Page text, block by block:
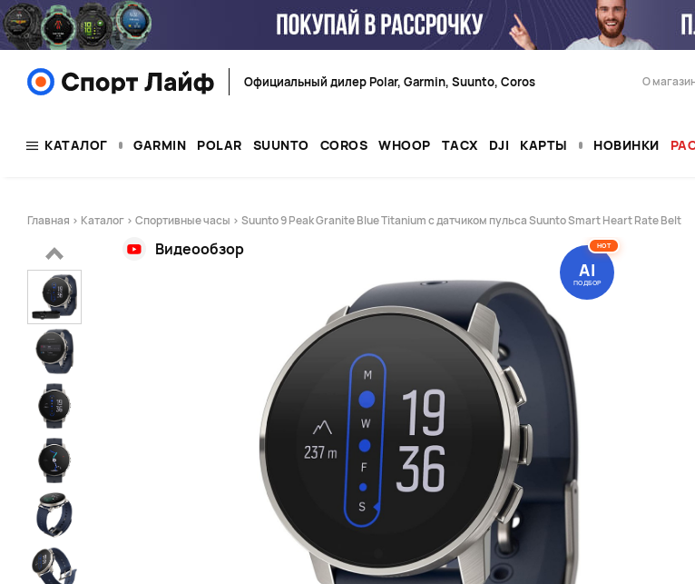
Официальный дилер Polar, Garmin, Suunto, Coros О
КАТАЛОГ GARMIN POLAR SUUNTO COROS WHOOP TACX DJI КАРТЫ НОВИНКИ
Главная > Каталог > Спортивные часы > Suunto 9 Peak Granite Blue Titanium с датчиком пульса Suunto Smart Heart Rate Belt
HOT
AI
ПОДБОР
Видеообзор